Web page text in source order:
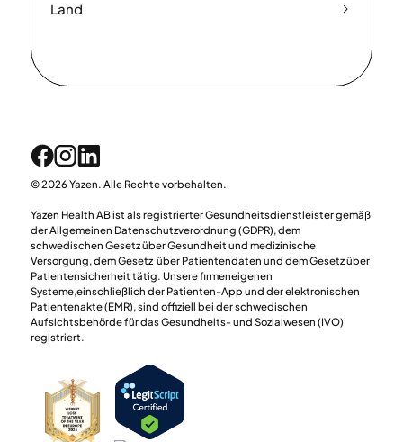
Land
© 2026 Yazen. Alle Rechte vorbehalten.
Yazen Health AB ist als registrierter Gesundheitsdienstleister gemäß
der Allgemeinen Datenschutzverordnung (GDPR), dem
schwedischen Gesetz über Gesundheit und medizinische
Versorgung, dem Gesetz über Patientendaten und dem Gesetz über
Patientensicherheit tätig. Unsere firmeneigenen
Systeme,einschließlich der Patienten-App und der elektronischen
Patientenakte (EMR), sind offiziell bei der schwedischen
Aufsichtsbehörde für das Gesundheits- und Sozialwesen (IVO)
registriert.